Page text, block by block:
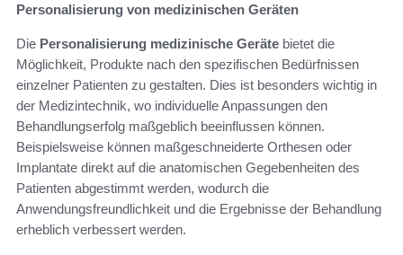
Personalisierung von medizinischen Geräten
Die Personalisierung medizinische Geräte bietet die
Möglichkeit, Produkte nach den spezifischen Bedürfnissen
einzelner Patienten zu gestalten. Dies ist besonders wichtig in
der Medizintechnik, wo individuelle Anpassungen den
Behandlungserfolg maßgeblich beeinflussen können.
Beispielsweise können maßgeschneiderte Orthesen oder
Implantate direkt auf die anatomischen Gegebenheiten des
Patienten abgestimmt werden, wodurch die
Anwendungsfreundlichkeit und die Ergebnisse der Behandlung
erheblich verbessert werden.